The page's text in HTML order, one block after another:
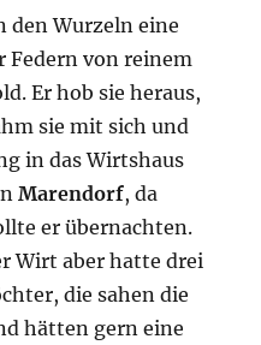
den Wurzeln eine
Federn von reinem
Erhob sie heraus,
sie mit sich und
in das Wirtshaus
Marendorf, da
er übernachten.
Wirt aber hatte drei
die sahen die
hätten gern eine